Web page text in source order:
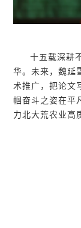
十五载深耕
华。未来，魏延
术推广，把论文
帼奋斗之姿在平
力北大荒农业高